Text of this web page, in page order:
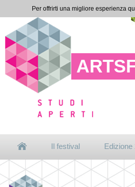
Il festival Edizione
Per offrirti una migliore esperienza